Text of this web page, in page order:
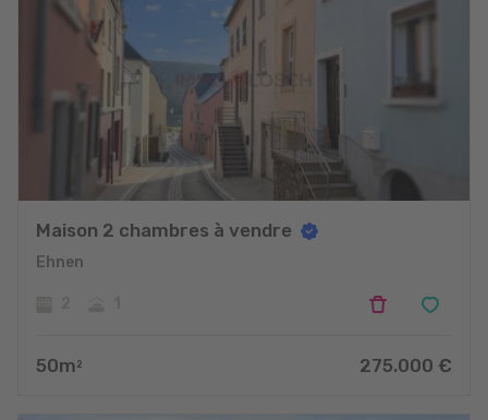
Maison 2 chambres à vendre
Ehnen
50m 2 275.000 €